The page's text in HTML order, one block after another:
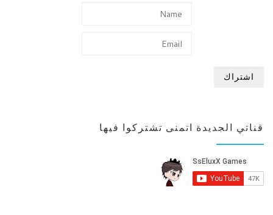
قناتي الجديدة اتمنى تشتركوا فيها